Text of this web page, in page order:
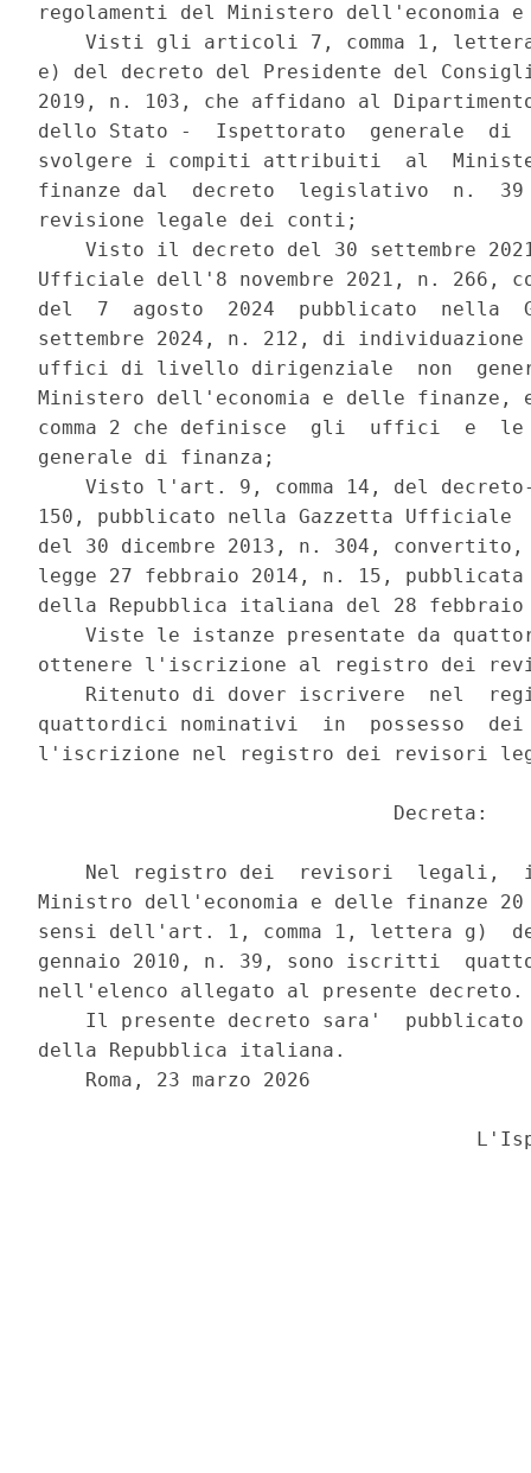
regolamenti del Ministero dell'economia
Visti gli articoli 7, comma 1,
e) del decreto del Presidente del
2019, n. 103, che affidano al
dello Stato -  Ispettorato  generale  di
svolgere i compiti attribuiti  al
finanze dal  decreto  legislativo  n.
revisione legale dei conti;
Visto il decreto del 30 settembre
Ufficiale dell'8 novembre 2021, n. 266,
del  7  agosto  2024  pubblicato  nella
settembre 2024, n. 212, di
uffici di livello dirigenziale  non
Ministero dell'economia e delle
comma 2 che definisce  gli  uffici  e
generale di finanza;
Visto l'art. 9, comma 14, del
150, pubblicato nella Gazzetta
del 30 dicembre 2013, n. 304,
legge 27 febbraio 2014, n. 15,
della Repubblica italiana del 28
Viste le istanze presentate da
ottenere l'iscrizione al registro dei
Ritenuto di dover iscrivere  nel
quattordici nominativi  in  possesso
l'iscrizione nel registro dei revisori
                              Decreta:
Nel registro dei  revisori  legali,
Ministro dell'economia e delle finanze
sensi dell'art. 1, comma 1, lettera g)
gennaio 2010, n. 39, sono iscritti
nell'elenco allegato al presente
Il presente decreto sara'
della Repubblica italiana.
    Roma, 23 marzo 2026